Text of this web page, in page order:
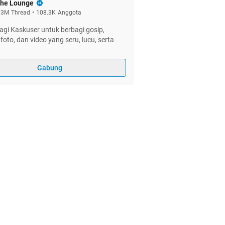
Lounge
Thread • 108.3K Anggota
Kaskuser untuk berbagi gosip,
dan video yang seru, lucu, serta
Gabung